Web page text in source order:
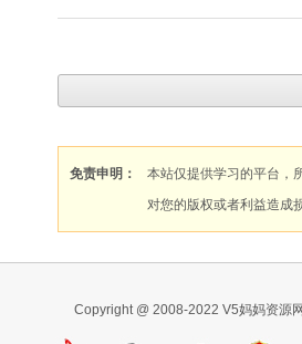
免责申明：
本站仅提供学习的平台，
对您的版权或者利益造成
Copyright @ 2008-2022 V5妈妈资源